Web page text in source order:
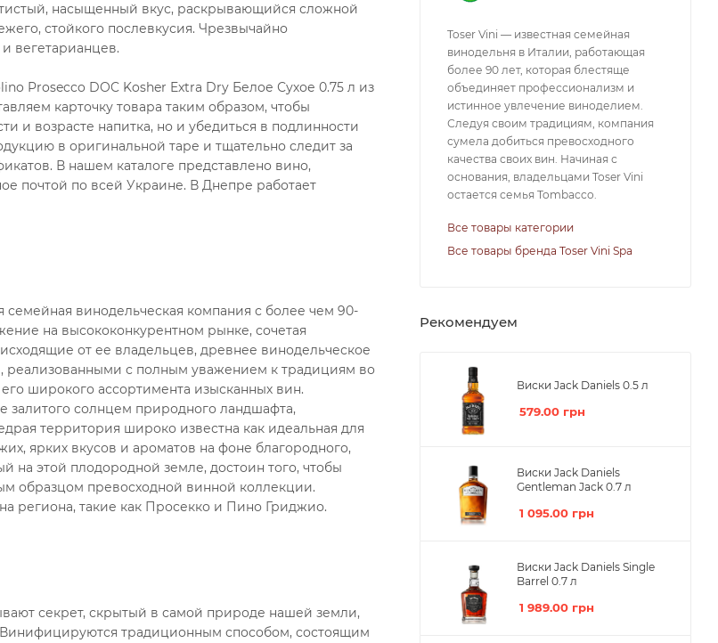
насыщенный вкус, раскрывающийся сложной
стойкого послевкусия. Чрезвычайно
вегетарианцев.
Prosecco DOC Kosher Extra Dry Белое Сухое 0.75 л из
карточку товара таким образом, чтобы
и возрасте напитка, но и убедиться в подлинности
в оригинальной таре и тщательно следит за
В нашем каталоге представлено вино,
почтой по всей Украине. В Днепре работает
винодельческая компания с более чем 90-
на высококонкурентном рынке, сочетая
от ее владельцев, древнее винодельческое
с полным уважением к традициям во
широкого ассортимента изысканных вин.
залитого солнцем природного ландшафта,
территория широко известна как идеальная для
ярких вкусов и ароматов на фоне благородного,
этой плодородной земле, достоин того, чтобы
образцом превосходной винной коллекции.
региона, такие как Просекко и Пино Гриджио.
секрет, скрытый в самой природе нашей земли,
традиционным способом, состоящим
Toser Vini — известная семейная
винодельня в Италии, работающая
более 90 лет, которая блестяще
объединяет профессионализм и
истинное увлечение виноделием.
Следуя своим традициям, компания
сумела добиться превосходного
качества своих вин. Начиная с
основания, владельцами Toser Vini
остается семья Tombacco.
Все товары категории
Все товары бренда Toser Vini Spa
Рекомендуем
Виски Jack Daniels 0.5 л
579.00 грн
Виски Jack Daniels
Gentleman Jack 0.7 л
1 095.00 грн
Виски Jack Daniels Single
Barrel 0.7 л
1 989.00 грн